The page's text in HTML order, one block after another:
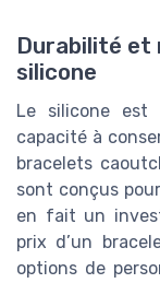
Durabilité
silicone
Le silicone est
capacité à
bracelets
sont conçus
en fait un
prix d’un
options de